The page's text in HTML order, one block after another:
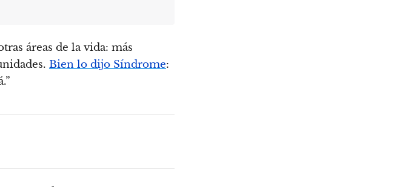
áreas de la vida: más
Bien lo dijo Síndrome: